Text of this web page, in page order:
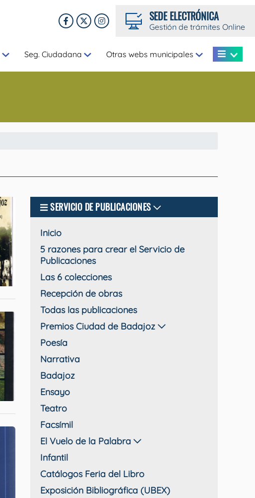
SEDE ELECTRÓNICA
Gestión de trámites Online
Seg. Ciudadana Otras webs municipales
SERVICIO DE PUBLICACIONES
Inicio
5 razones para crear el Servicio de
Publicaciones
Las 6 colecciones
Recepción de obras
Todas las publicaciones
Premios Ciudad de Badajoz
Poesía
Narrativa
Badajoz
Ensayo
Teatro
Facsímil
El Vuelo de la Palabra
Infantil
Catálogos Feria del Libro
Exposición Bibliográfica (UBEX)